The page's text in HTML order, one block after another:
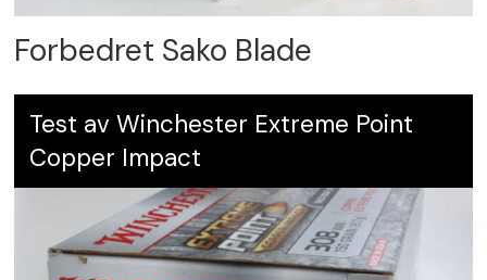
Forbedret Sako Blade
Test av Winchester Extreme Point
Copper Impact